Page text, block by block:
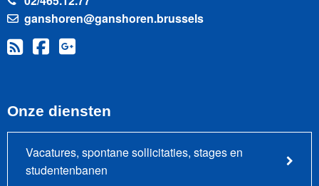
ganshoren@ganshoren.brussels
Onze diensten
Vacatures, spontane sollicitaties, stages en
studentenbanen